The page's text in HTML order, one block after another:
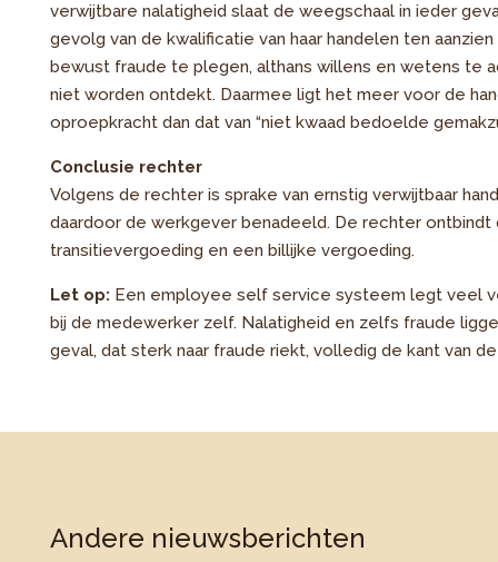
verwijtbare nalatigheid slaat de weegschaal in ieder
gevolg van de kwalificatie van haar handelen ten
bewust fraude te plegen, althans willens en wetens te
niet worden ontdekt. Daarmee ligt het meer voor de
oproepkracht dan dat van “niet kwaad bedoelde
Conclusie rechter
Volgens de rechter is sprake van ernstig verwijtbaar
daardoor de werkgever benadeeld. De rechter
transitievergoeding en een billijke vergoeding.
Let op: Een employee self service systeem legt veel
bij de medewerker zelf. Nalatigheid en zelfs fraude
geval, dat sterk naar fraude riekt, volledig de kant van
Andere nieuwsberichten